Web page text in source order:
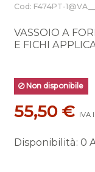
Cod: F474PT-1@VA___
VASSOIO A
E FICHI
Non disponibile
55,50 € IVA
Disponibilità: 0